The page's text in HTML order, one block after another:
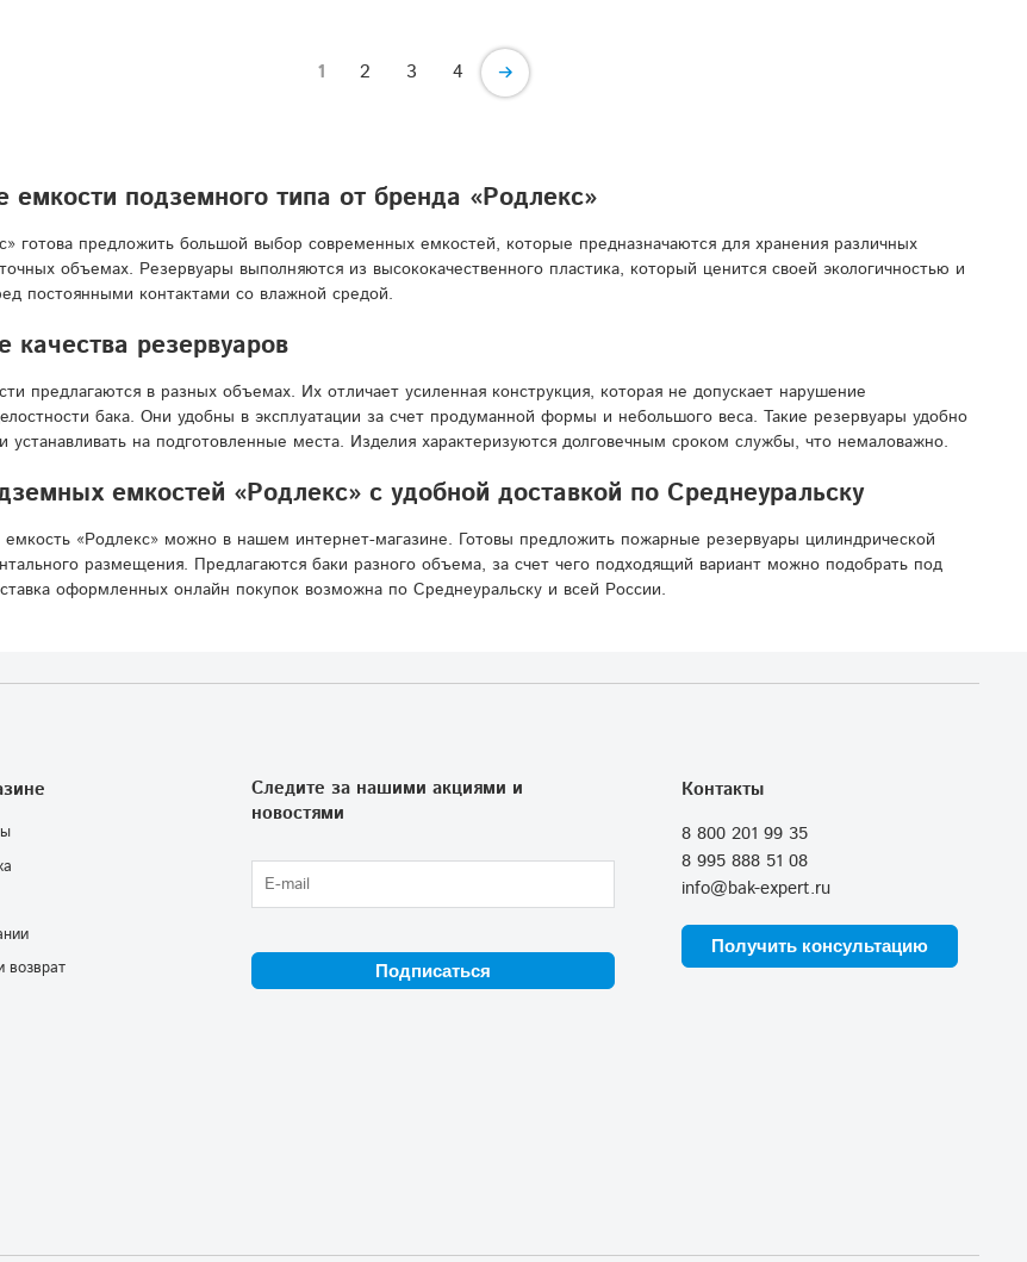
1 2 3 4
емкости подземного типа от бренда «Родлекс»
готова предложить большой выбор современных емкостей, которые предназначаются для хранения различных
объемах. Резервуары выполняются из высококачественного пластика, который ценится своей экологичностью и
постоянными контактами со влажной средой.
качества резервуаров
предлагаются в разных объемах. Их отличает усиленная конструкция, которая не допускает нарушение
бака. Они удобны в эксплуатации за счет продуманной формы и небольшого веса. Такие резервуары удобно
устанавливать на подготовленные места. Изделия характеризуются долговечным сроком службы, что немаловажно.
емкостей «Родлекс» с удобной доставкой по Среднеуральску
«Родлекс» можно в нашем интернет-магазине. Готовы предложить пожарные резервуары цилиндрической
размещения. Предлагаются баки разного объема, за счет чего подходящий вариант можно подобрать под
оформленных онлайн покупок возможна по Среднеуральску и всей России.
возврат
Контакты
8 800 201 99 35
8 995 888 51 08
info@bak-expert.ru
Получить консультацию
Следите за нашими акциями и
новостями
Подписаться